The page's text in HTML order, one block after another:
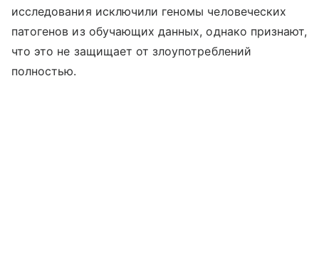
исследования исключили геномы человеческих
патогенов из обучающих данных, однако признают,
что это не защищает от злоупотреблений
полностью.